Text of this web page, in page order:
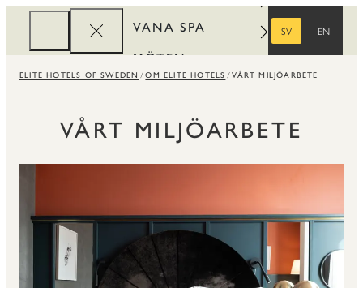
VANA SPA
MÖTEN
REWARDS
SV
EN
ELITE HOTELS OF SWEDEN OM ELITE HOTELS VÅRT MILJÖARBETE
VÅRT MILJÖARBETE